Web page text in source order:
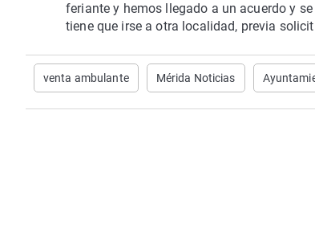
feriante y hemos llegado a un acuerdo y
tiene que irse a otra localidad, previa
venta ambulante Mérida Noticias